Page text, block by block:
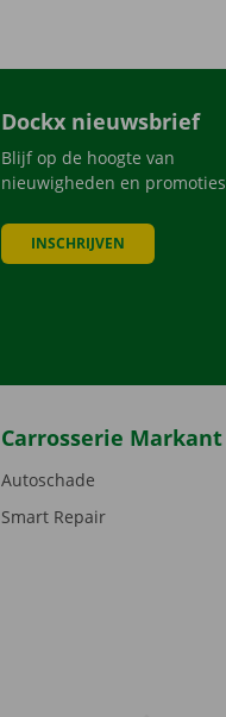
Dockx nieuwsbrief
Blijf op de hoogte van
nieuwigheden en promoties
INSCHRIJVEN
Carrosserie Markant
Autoschade
Smart Repair